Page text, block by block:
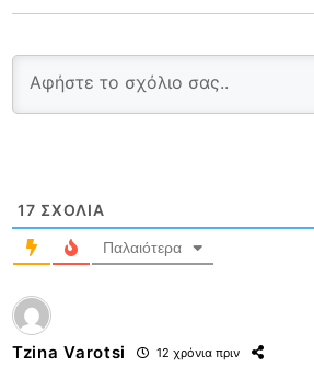
17 ΣΧΌΛΙΑ
Παλαιότερα
Tzina Varotsi 12 χρόνια πριν